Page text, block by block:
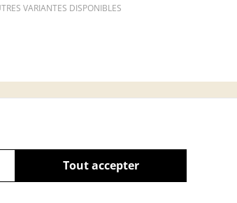
VARIANTES DISPONIBLES
Tout accepter